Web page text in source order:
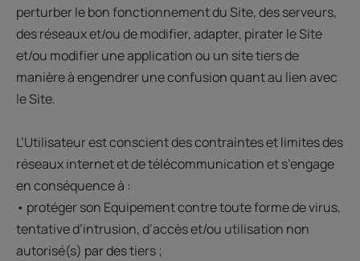
perturber le bon fonctionnement du Site, des serveurs,
des réseaux et/ou de modifier, adapter, pirater le Site
et/ou modifier une application ou un site tiers de
manière à engendrer une confusion quant au lien avec
le Site.
L’Utilisateur est conscient des contraintes et limites des
réseaux internet et de télécommunication et s’engage
en conséquence à :
• protéger son Equipement contre toute forme de virus,
tentative d’intrusion, d’accès et/ou utilisation non
autorisé(s) par des tiers ;